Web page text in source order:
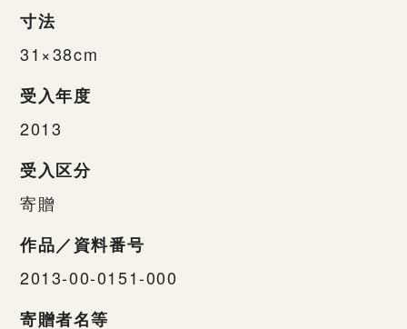
寸法
31×38cm
受入年度
2013
受入区分
寄贈
作品／資料番号
2013-00-0151-000
寄贈者名等